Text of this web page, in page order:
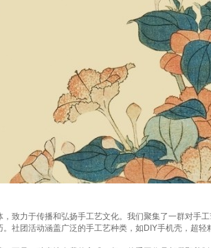
致力于传播和弘扬手工艺文化。我们聚集了一群对手
社团活动涵盖广泛的手工艺种类，如DIY手机壳，超轻